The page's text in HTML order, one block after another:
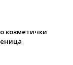
козметички